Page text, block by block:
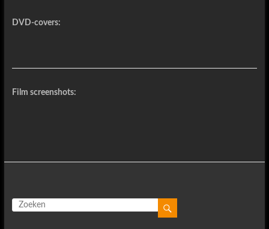
DVD-covers:
Film screenshots: